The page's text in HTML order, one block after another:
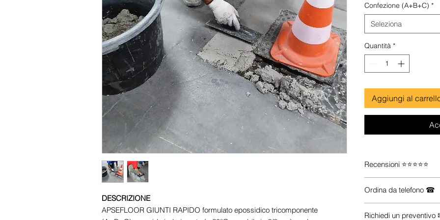
DESCRIZIONE
APSEFLOOR GIUNTI RAPIDO formulato epossidico tricomponente
Confezione (A+B+C) *
Seleziona
Quantità *
Aggiungi al
Recensioni ⭐⭐⭐⭐⭐
Ordina da telefono ☎
prodotti che ti servono
Richiedi un preventivo